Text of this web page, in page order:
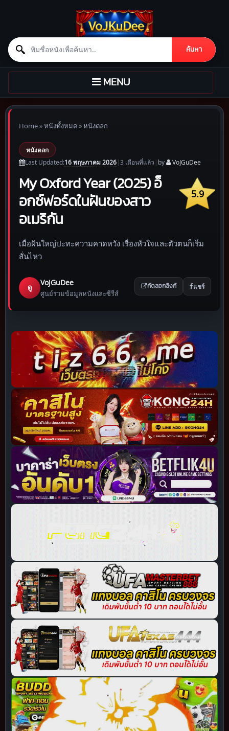
Search for:
ค้นหา
Skip to content
TOGGLE
NAVIGATION
MENU
Home»หนังทั้งหมด»หนังตลก
หนังตลก
Last Updated:16 พฤษภาคม 2026|3 เดือนที่แล้ว | by VoJGuDee
5.9
My Oxford Year (2025) อ็
อกซ์ฟอร์ดในฝันของสาว
อเมริกัน
เมื่อฝันใหญ่ปะทะความคาดหวัง เรื่องหัวใจและตัวตนก็เริ่ม
สั่นไหว
ดู
VoJGuDee
ศูนย์รวมข้อมูลหนังและซีรีส์
คัดลอกลิงก์ แชร์